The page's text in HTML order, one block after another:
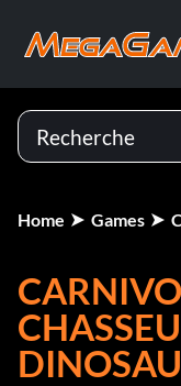
Home Games